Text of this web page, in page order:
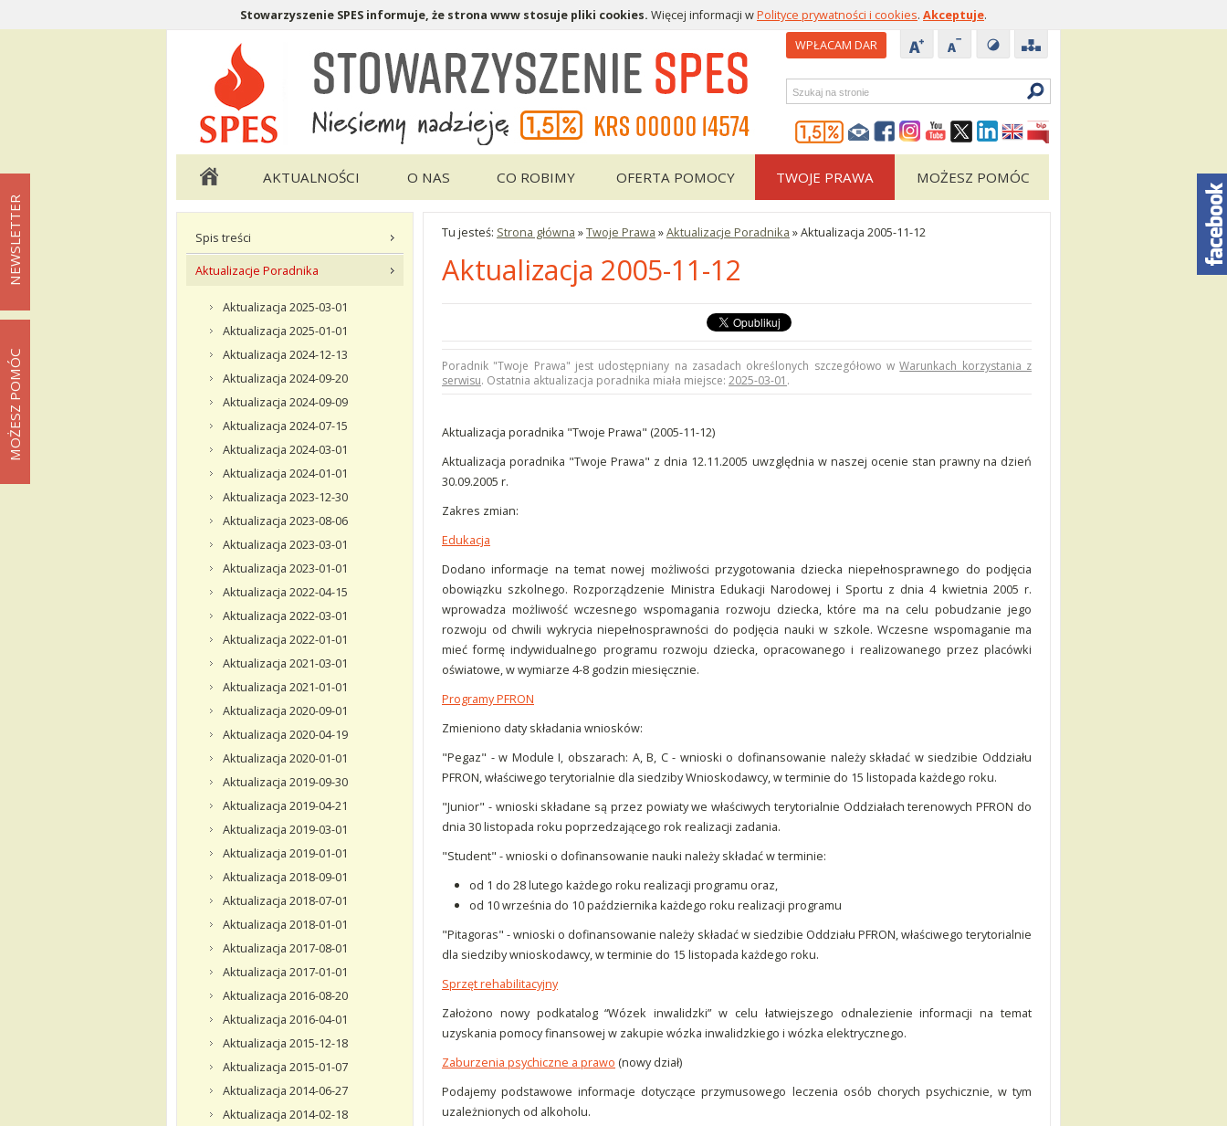
Stowarzyszenie SPES informuje, że strona www stosuje pliki cookies. Więcej informacji wPolityce prywatności i cookies. Akceptuje.
Menu pomocnicze
WPŁACAM DAR
Wyszukiwarka
Menu główne
AKTUALNOŚCI O NAS CO ROBIMY OFERTA POMOCY TWOJE PRAWA MOŻESZ POMÓC
Menu podstrony Twoje Prawa
Spis treści
Aktualizacje Poradnika
Aktualizacja 2025-03-01
Aktualizacja 2025-01-01
Aktualizacja 2024-12-13
Aktualizacja 2024-09-20
Aktualizacja 2024-09-09
Aktualizacja 2024-07-15
Aktualizacja 2024-03-01
Aktualizacja 2024-01-01
Aktualizacja 2023-12-30
Aktualizacja 2023-08-06
Aktualizacja 2023-03-01
Aktualizacja 2023-01-01
Aktualizacja 2022-04-15
Aktualizacja 2022-03-01
Aktualizacja 2022-01-01
Aktualizacja 2021-03-01
Aktualizacja 2021-01-01
Aktualizacja 2020-09-01
Aktualizacja 2020-04-19
Aktualizacja 2020-01-01
Aktualizacja 2019-09-30
Aktualizacja 2019-04-21
Aktualizacja 2019-03-01
Aktualizacja 2019-01-01
Aktualizacja 2018-09-01
Aktualizacja 2018-07-01
Aktualizacja 2018-01-01
Aktualizacja 2017-08-01
Aktualizacja 2017-01-01
Aktualizacja 2016-08-20
Aktualizacja 2016-04-01
Aktualizacja 2015-12-18
Aktualizacja 2015-01-07
Aktualizacja 2014-06-27
Aktualizacja 2014-02-18
Tu jesteś: Strona główna »Twoje Prawa »Aktualizacje Poradnika »Aktualizacja 2005-11-12
Aktualizacja 2005-11-12
Aktualizacja poradnika "Twoje Prawa" (2005-11-12)
Aktualizacja poradnika "Twoje Prawa" z dnia 12.11.2005 uwzględnia w naszej ocenie stan prawny na dzień
30.09.2005 r.
Zakres zmian:
Edukacja
Dodano informacje na temat nowej możliwości przygotowania dziecka niepełnosprawnego do podjęcia
obowiązku szkolnego. Rozporządzenie Ministra Edukacji Narodowej i Sportu z dnia 4 kwietnia 2005 r.
wprowadza możliwość wczesnego wspomagania rozwoju dziecka, które ma na celu pobudzanie jego
rozwoju od chwili wykrycia niepełnosprawności do podjęcia nauki w szkole. Wczesne wspomaganie ma
mieć formę indywidualnego programu rozwoju dziecka, opracowanego i realizowanego przez placówki
oświatowe, w wymiarze 4-8 godzin miesięcznie.
Programy PFRON
Zmieniono daty składania wniosków:
"Pegaz" - w Module I, obszarach: A, B, C - wnioski o dofinansowanie należy składać w siedzibie Oddziału
PFRON, właściwego terytorialnie dla siedziby Wnioskodawcy, w terminie do 15 listopada każdego roku.
"Junior" - wnioski składane są przez powiaty we właściwych terytorialnie Oddziałach terenowych PFRON do
dnia 30 listopada roku poprzedzającego rok realizacji zadania.
"Student" - wnioski o dofinansowanie nauki należy składać w terminie:
od 1 do 28 lutego każdego roku realizacji programu oraz,
od 10 września do 10 października każdego roku realizacji programu
"Pitagoras" - wnioski o dofinansowanie należy składać w siedzibie Oddziału PFRON, właściwego terytorialnie
dla siedziby wnioskodawcy, w terminie do 15 listopada każdego roku.
Sprzęt rehabilitacyjny
Założono nowy podkatalog “Wózek inwalidzki” w celu łatwiejszego odnalezienie informacji na temat
uzyskania pomocy finansowej w zakupie wózka inwalidzkiego i wózka elektrycznego.
Zaburzenia psychiczne a prawo (nowy dział)
Podajemy podstawowe informacje dotyczące przymusowego leczenia osób chorych psychicznie, w tym
uzależnionych od alkoholu.
Poradnik "Twoje Prawa" jest udostępniany na zasadach określonych szczegółowo wWarunkach korzystania z
serwisu. Ostatnia aktualizacja poradnika miała miejsce: 2025-03-01 .
NEWSLETTER
MOŻESZ POMÓC